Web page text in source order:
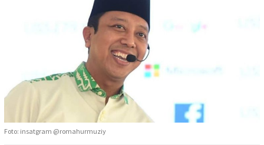
Foto: insatgram @romahurmuziy